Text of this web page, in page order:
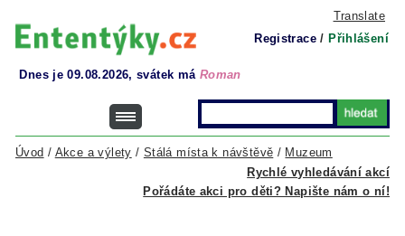
Translate
Registrace / Přihlášení
Dnes je 09.08.2026, svátek má Roman
Rychlé vyhledávání akcí
Úvod / Akce a výlety / Stálá místa k návštěvě / Muzeum
Pořádáte akci pro děti? Napište nám o ní!